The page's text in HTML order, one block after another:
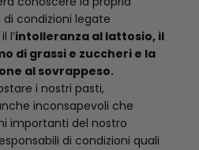
condizioni legate
l’intolleranza al lattosio, il
di grassi e zuccheri e la
al sovrappeso.
i nostri pasti,
inconsapevoli che
importanti del nostro
di condizioni quali